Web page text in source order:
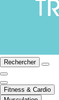
Rechercher
Fitness & Cardio